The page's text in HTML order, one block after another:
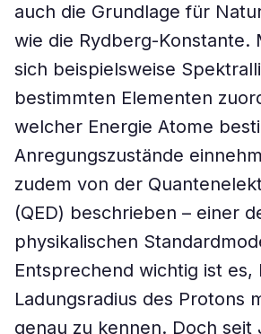
auch die Grundlage für
wie die Rydberg-Konstante.
sich beispielsweise
bestimmten Elementen
welcher Energie Atome
Anregungszustände
zudem von der
(QED) beschrieben – einer
physikalischen
Entsprechend wichtig ist es,
Ladungsradius des Protons
genau zu kennen. Doch seit